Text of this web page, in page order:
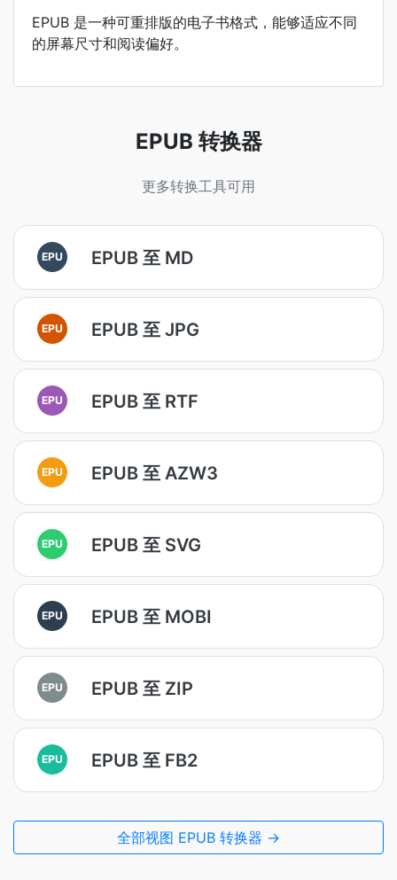
EPUB 是一种可重排版的电子书格式，能够适应不同
的屏幕尺寸和阅读偏好。
EPUB 转换器
更多转换工具可用
EPU EPUB 至 MD
EPU EPUB 至 JPG
EPU EPUB 至 RTF
EPU EPUB 至 AZW3
EPU EPUB 至 SVG
EPU EPUB 至 MOBI
EPU EPUB 至 ZIP
EPU EPUB 至 FB2
全部视图 EPUB 转换器 →